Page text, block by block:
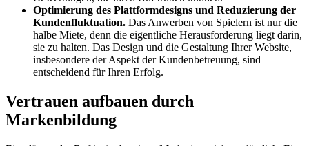
Optimierung des Plattformdesigns und Reduzierung der
Kundenfluktuation. Das Anwerben von Spielern ist nur die
halbe Miete, denn die eigentliche Herausforderung liegt darin,
sie zu halten. Das Design und die Gestaltung Ihrer Website,
insbesondere der Aspekt der Kundenbetreuung, sind
entscheidend für Ihren Erfolg.
Vertrauen aufbauen durch
Markenbildung